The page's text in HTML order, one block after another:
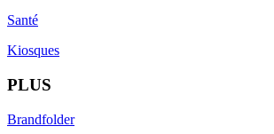
Santé
Kiosques
PLUS
Brandfolder